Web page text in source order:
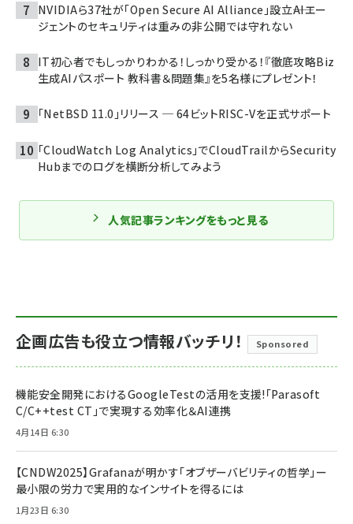
NVIDIAら37社が「Open Secure AI Alliance」設立――AIエー
ジェントのセキュリティは重みの非公開では守れない
IT初心者でもしっかりわかる！しっかり受かる！『徹底攻略Biz
生成AIパスポート 教科書＆問題集』を5名様にプレゼント！
「NetBSD 11.0」リリース ─ 64ビットRISC-Vを正式サポート
「CloudWatch Log Analytics」でCloudTrailからSecurity
Hubまでのログを横断分析してみよう
人気記事ランキングをもっと見る
企画広告も役立つ情報バッチリ！ Sponsored
機能安全開発におけるGoogleTestの活用を支援!「Parasoft
C/C++test CT」で実現する効率化＆AI連携
4月14日 6:30
【CNDW2025】Grafanaが明かす「オブザーバビリティの哲学」ー
最小限の労力で実用的なインサイトを得るには
1月23日 6:30